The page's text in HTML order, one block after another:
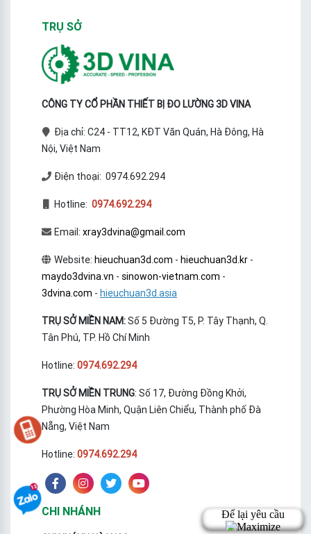
TRỤ SỞ
CÔNG TY CỔ PHẦN THIẾT BỊ ĐO LƯỜNG 3D VINA
Địa chỉ: C24 - TT12, KĐT Văn Quán, Hà Đông, Hà
Nội, Việt Nam
Điện thoại: 0974.692.294
Hotline: 0974.692.294
Email: xray3dvina@gmail.com
Website: hieuchuan3d.com - hieuchuan3d.kr-
maydo3dvina.vn - sinowon-vietnam.com -
3dvina.com - hieuchuan3d.asia
TRỤ SỞ MIỀN NAM:Số 5 Đường T5, P. Tây Thạnh, Q.
Tân Phú, TP. Hồ Chí Minh
Hotline: 0974.692.294
TRỤ SỞ MIỀN TRUNG: Số 17, Đường Đồng Khởi,
Phường Hòa Minh, Quận Liên Chiểu, Thành phố Đà
Nẵng, Việt Nam
Hotline: 0974.692.294
CHI NHÁNH